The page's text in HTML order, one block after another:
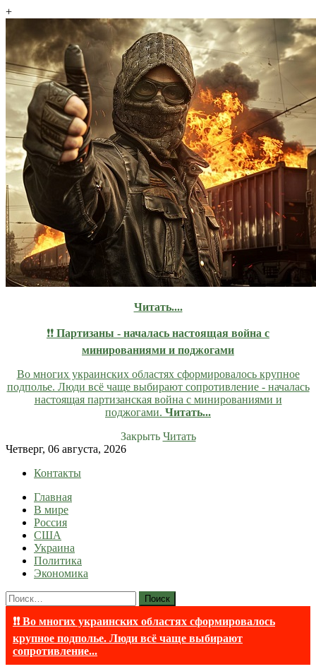
+
Читать....
❗❗ Партизаны - началась настоящая война с
минированиями и поджогами
Во многих украинских областях сформировалось крупное
подполье. Люди всё чаще выбирают сопротивление - началась
настоящая партизанская война с минированиями и
поджогами. Читать...
Закрыть Читать
Skip
content
Четверг, 06 августа, 2026
Контакты
lentaruss
lentaruss — Новости
Главная
В мире
Россия
США
Украина
Политика
Экономика
Найти:
❗❗ Во многих украинских областях сформировалось
крупное подполье. Люди всё чаще выбирают
сопротивление...